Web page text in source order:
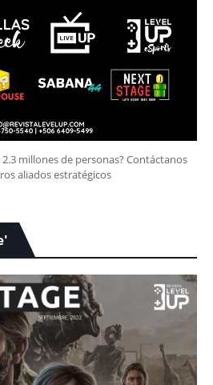
millones de personas? Contáctanos
aliados estratégicos